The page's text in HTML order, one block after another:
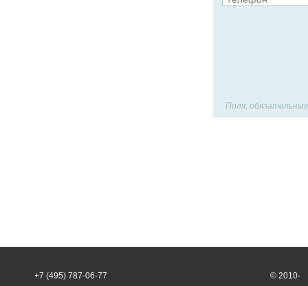
Поля,
+7 (495) 787-06-77
© 2010-